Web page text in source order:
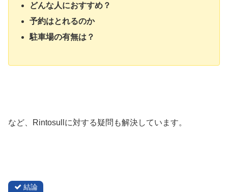
どんな人におすすめ？
予約はとれるのか
駐車場の有無は？
など、Rintosullに対する疑問も解決しています。
結論